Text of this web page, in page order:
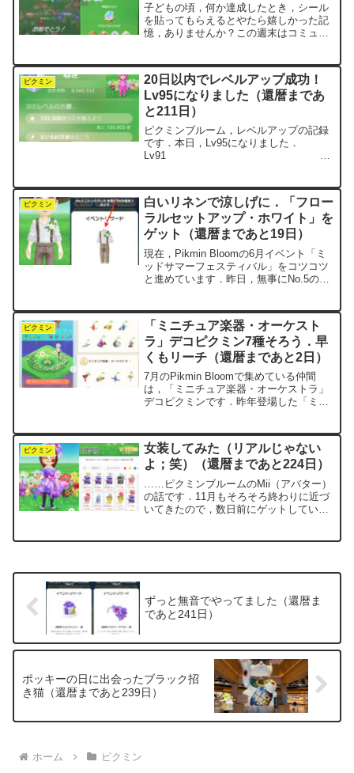
子どもの頃，何か達成したとき，シール
を貼ってもらえるとやたら嬉しかった記
憶，ありませんか？この週末はコミュニ
ンモール「だけで」達成することを自分
ルールに...
ピクミン
20日以内でレベルアップ成功！
Lv95になりました（還暦まであ
と211日）
ピクミンブルーム，レベルアップの記録
です．本日，Lv95になりました．
Lv91
Lv92 累計
710万歩 202...
ピクミン
白いリネンで涼しげに．「フロー
ラルセットアップ・ホワイト」を
ゲット（還暦まであと19日）
現在，Pikmin Bloomの6月イベント「ミ
ッドサマーフェスティバル」をコツコツ
と進めています．昨日，無事にNo.5のお
累計9800個」というものでした．ここま
では...
ピクミン
「ミニチュア楽器・オーケスト
ラ」デコピクミン7種そろう．早
くもリーチ（還暦まであと2日）
7月のPikmin Bloomで集めている仲間
は，「ミニチュア楽器・オーケストラ」
デコピクミンです．昨年登場した「ミニ
り，今回のオーケストラ版とは別カテゴ
リーになりまし...
ピクミン
女装してみた（リアルじゃない
よ；笑）（還暦まであと224日）
……ピクミンブルームのMii（アバター）
の話です．11月もそろそろ終わりに近づ
いてきたので，数日前にゲットしていた
ずっと無音でやってました（還暦ま
であと241日）
ポッキーの日に出会ったブラック招
き猫（還暦まであと239日）
ホーム ピクミン